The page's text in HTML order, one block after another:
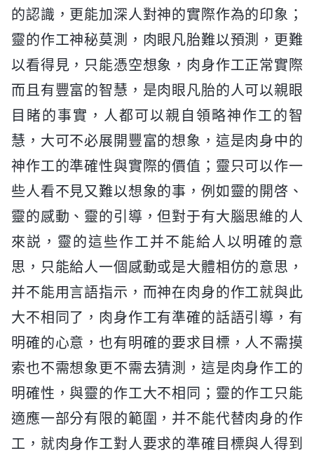
的認識，更能加深人對神的實際作為的印象；
靈的作工神秘莫測，肉眼凡胎難以預測，更難
以看得見，只能憑空想象，肉身作工正常實際
而且有豐富的智慧，是肉眼凡胎的人可以親眼
目睹的事實，人都可以親自領略神作工的智
慧，大可不必展開豐富的想象，這是肉身中的
神作工的準確性與實際的價值；靈只可以作一
些人看不見又難以想象的事，例如靈的開啓、
靈的感動、靈的引導，但對于有大腦思維的人
來説，靈的這些作工并不能給人以明確的意
思，只能給人一個感動或是大體相仿的意思，
并不能用言語指示，而神在肉身的作工就與此
大不相同了，肉身作工有準確的話語引導，有
明確的心意，也有明確的要求目標，人不需摸
索也不需想象更不需去猜測，這是肉身作工的
明確性，與靈的作工大不相同；靈的作工只能
適應一部分有限的範圍，并不能代替肉身的作
工，就肉身作工對人要求的準確目標與人得到